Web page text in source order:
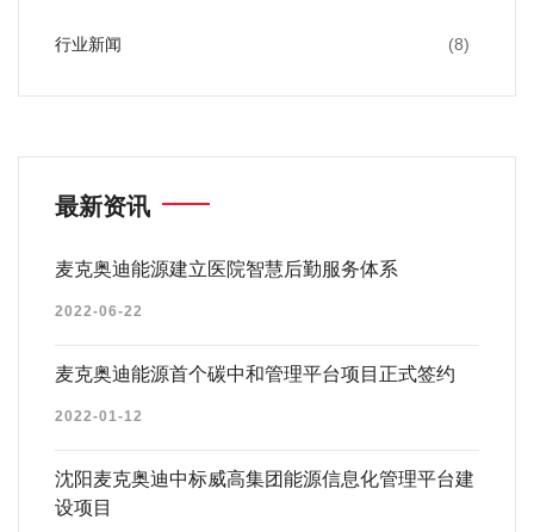
行业新闻 (8)
最新资讯
麦克奥迪能源建立医院智慧后勤服务体系
2022-06-22
麦克奥迪能源首个碳中和管理平台项目正式签约
2022-01-12
沈阳麦克奥迪中标威高集团能源信息化管理平台建
设项目